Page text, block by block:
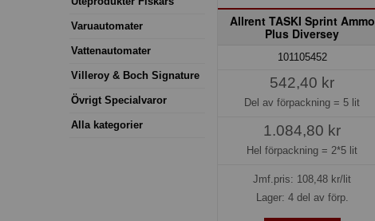
Varuautomater
Vattenautomater
Villeroy & Boch Signature
Övrigt Specialvaror
Alla kategorier
Allrent TASKI Sprint Ammo
Plus Diversey
101105452
542,40 kr
Del av förpackning = 5 lit
1.084,80 kr
Hel förpackning = 2*5 lit
Jmf.pris: 108,48 kr/lit
Lager: 4 del av förp.